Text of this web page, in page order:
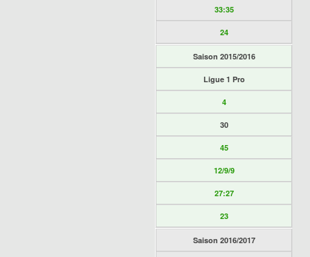
33:35
24
Saison 2015/2016
Ligue 1 Pro
4
30
45
12/9/9
27:27
23
Saison 2016/2017